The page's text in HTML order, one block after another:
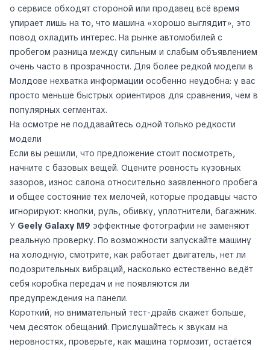
о сервисе обходят стороной или продавец всё время
упирает лишь на то, что машина «хорошо выглядит», это
повод охладить интерес. На рынке автомобилей с
пробегом разница между сильным и слабым объявлением
очень часто в прозрачности. Для более редкой модели в
Молдове нехватка информации особенно неудобна: у вас
просто меньше быстрых ориентиров для сравнения, чем в
популярных сегментах.
На осмотре не поддавайтесь одной только редкости
модели
Если вы решили, что предложение стоит посмотреть,
начните с базовых вещей. Оцените ровность кузовных
зазоров, износ салона относительно заявленного пробега
и общее состояние тех мелочей, которые продавцы часто
игнорируют: кнопки, руль, обивку, уплотнители, багажник.
У Geely Galaxy M9 эффектные фотографии не заменяют
реальную проверку. По возможности запускайте машину
на холодную, смотрите, как работает двигатель, нет ли
подозрительных вибраций, насколько естественно ведёт
себя коробка передач и не появляются ли
предупреждения на панели.
Короткий, но внимательный тест-драйв скажет больше,
чем десяток обещаний. Прислушайтесь к звукам на
неровностях, проверьте, как машина тормозит, остаётся